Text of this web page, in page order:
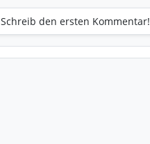
Schreib den ersten Kommentar!